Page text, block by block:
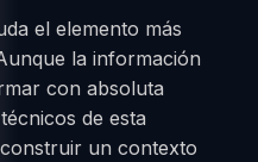
el elemento más
la información
con absoluta
de esta
un contexto